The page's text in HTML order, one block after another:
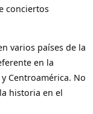
conciertos
varios países de la
en la
Centroamérica. No
historia en el